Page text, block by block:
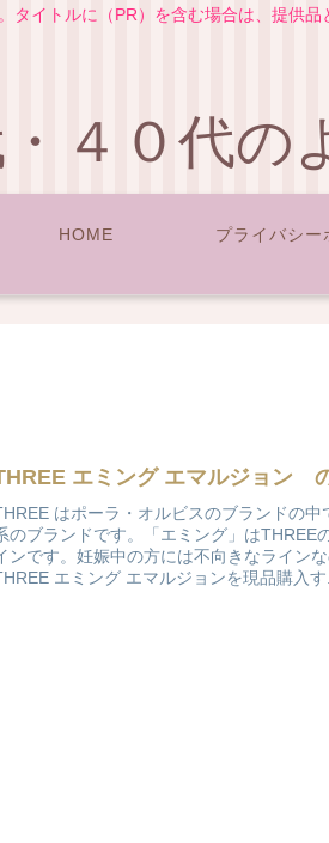
タイトルに（PR）を含む場合は、提供
・４０代の
HOME
エミング エマルジョン
はポーラ・オルビスのブランドの中
のブランドです。「エミング」はTHREE
ンです。妊娠中の方には不向きなラインな
エミング エマルジョンを現品購入す